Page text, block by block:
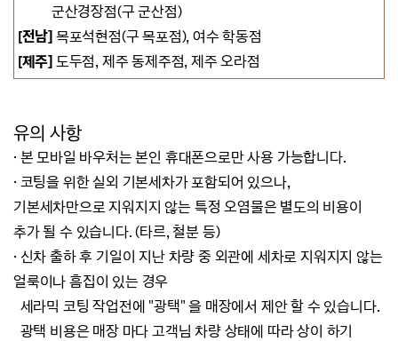
군산경장점(구 군산점)
[전남] 목포석현점(구 목포점), 여수 학동점
[제주] 도두점, 제주 동제주점, 제주 오라점
유의 사항
· 본 모바일 바우처는 본인 휴대폰으로만 사용 가능합니다.
· 코팅을 위한 실외 기본세차가 포함되어 있으나,
기본세차만으로 지워지지 않는 특정 오염물은 별도의 비용이
추가 될 수 있습니다. (타르, 철분 등)
· 신차 출하 후 기일이 지난 차량 중 외관에 세차로 지워지지 않는
얼룩이나 흠집이 있는 경우
세라믹 코팅 작업전에 "광택" 을 매장에서 제안 할 수 있습니다.
광택 비용은 매장 마다 고객님 차량 상태에 따라 상이 하기